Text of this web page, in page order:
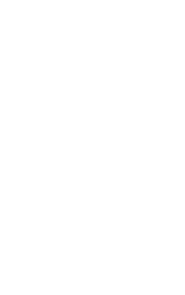
Partner von